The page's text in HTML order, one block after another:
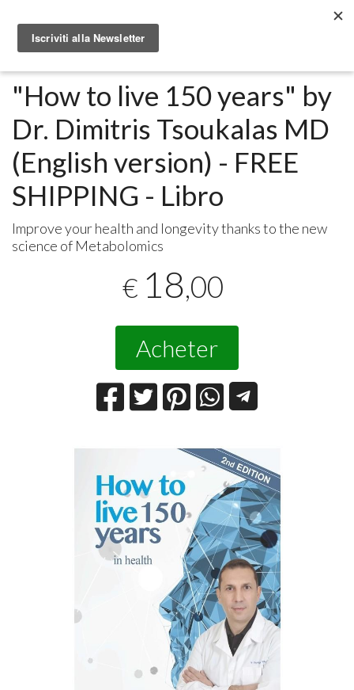
"How to live 150 years" by
Dr. Dimitris Tsoukalas MD
(English version) - FREE
SHIPPING - Libro
Improve your health and longevity thanks to the new
science of Metabolomics
€ 18,00
Acheter